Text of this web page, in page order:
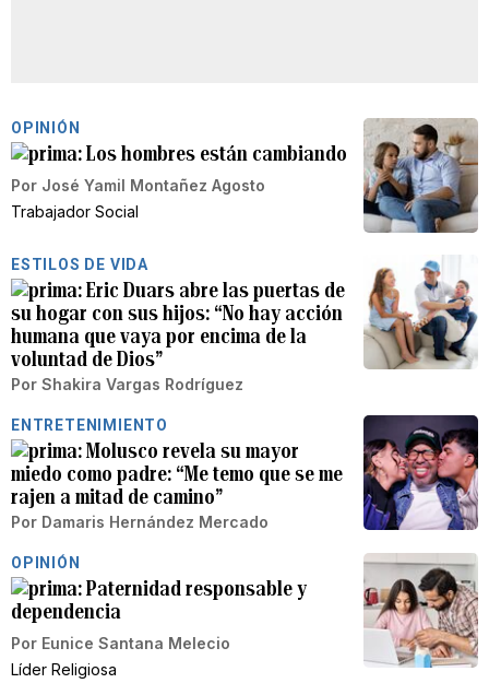
OPINIÓN
Los hombres están cambiando
Por José Yamil Montañez Agosto
Trabajador Social
ESTILOS DE VIDA
Eric Duars abre las puertas de
su hogar con sus hijos: “No hay acción
humana que vaya por encima de la
voluntad de Dios”
Por Shakira Vargas Rodríguez
ENTRETENIMIENTO
Molusco revela su mayor
miedo como padre: “Me temo que se me
rajen a mitad de camino”
Por Damaris Hernández Mercado
OPINIÓN
Paternidad responsable y
dependencia
Por Eunice Santana Melecio
Líder Religiosa